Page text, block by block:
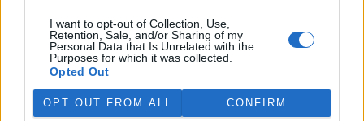
I want to opt-out of Collection, Use,
Retention, Sale, and/or Sharing of my
Personal Data that Is Unrelated with the
Purposes for which it was collected.
Opted Out
OPT OUT FROM ALL CONFIRM
tisknout poslat
BEZK využívá agenturní zpravodajství ČTK, která si vyhrazuje
veškerá práva. Publikování nebo další šíření obsahu ze zdrojů ČTK
je výslovně zakázáno bez předchozího písemného souhlasu ze
strany ČTK.